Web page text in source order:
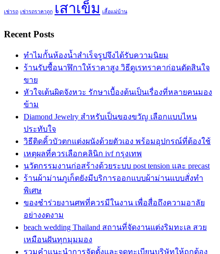
เช่ารถ เช่ารถราคาถูก เสาเข็ม เสื้อแม่บ้าน
Recent Posts
ทำไมกั้นห้องน้ำสำเร็จรูปจึงได้รับความนิยม
ร้านรับซื้อนาฬิกาให้ราคาสูง วิธีดูเรทราคาก่อนตัดสินใจ
ขาย
หัวใจเต้นผิดจังหวะ รักษาเบื้องต้นเป็นเรื่องที่หลายคนมอง
ข้าม
Diamond Jewelry สำหรับเป็นของขวัญ เลือกแบบไหน
ประทับใจ
วิธีติดคิ้วบัวตกแต่งผนังด้วยตัวเอง พร้อมอุปกรณ์ที่ต้องใช้
เหตุผลที่ควรเลือกคลินิก ivf กรุงเทพ
นวัตกรรมงานก่อสร้างด้วยระบบ post tension และ precast
ร้านผ้าม่านภูเก็ตยังมีบริการออกแบบผ้าม่านแบบสั่งทำ
พิเศษ
ของชำร่วยงานศพที่ควรมีในงาน เพื่อสื่อถึงความอาลัย
อย่างงดงาม
beach wedding Thailand สถานที่จัดงานแต่งริมทะเล สวย
เหมือนฝันทุกมุมมอง
รวมคำแนะนำการจัดตั้งและจดทะเบียนบริษัทให้ถูกต้อง